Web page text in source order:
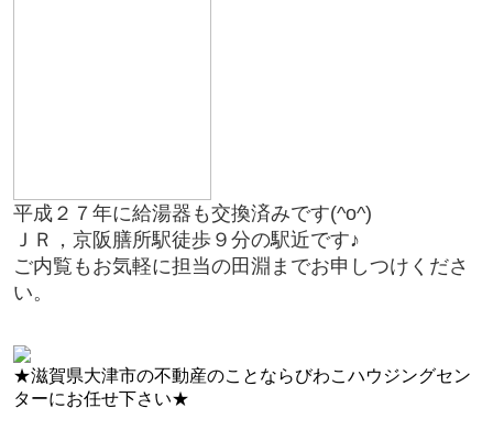
平成２７年に給湯器も交換済みです(^o^)
ＪＲ，京阪膳所駅徒歩９分の駅近です♪
ご内覧もお気軽に担当の田淵までお申しつけくださ
い。
★滋賀県大津市の不動産のことならびわこハウジングセン
ターにお任せ下さい★